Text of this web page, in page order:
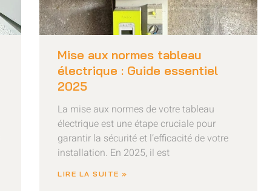
Mise aux normes tableau
électrique : Guide essentiel
2025
La mise aux normes de votre tableau
électrique est une étape cruciale pour
garantir la sécurité et l’efficacité de votre
installation. En 2025, il est
LIRE LA SUITE »